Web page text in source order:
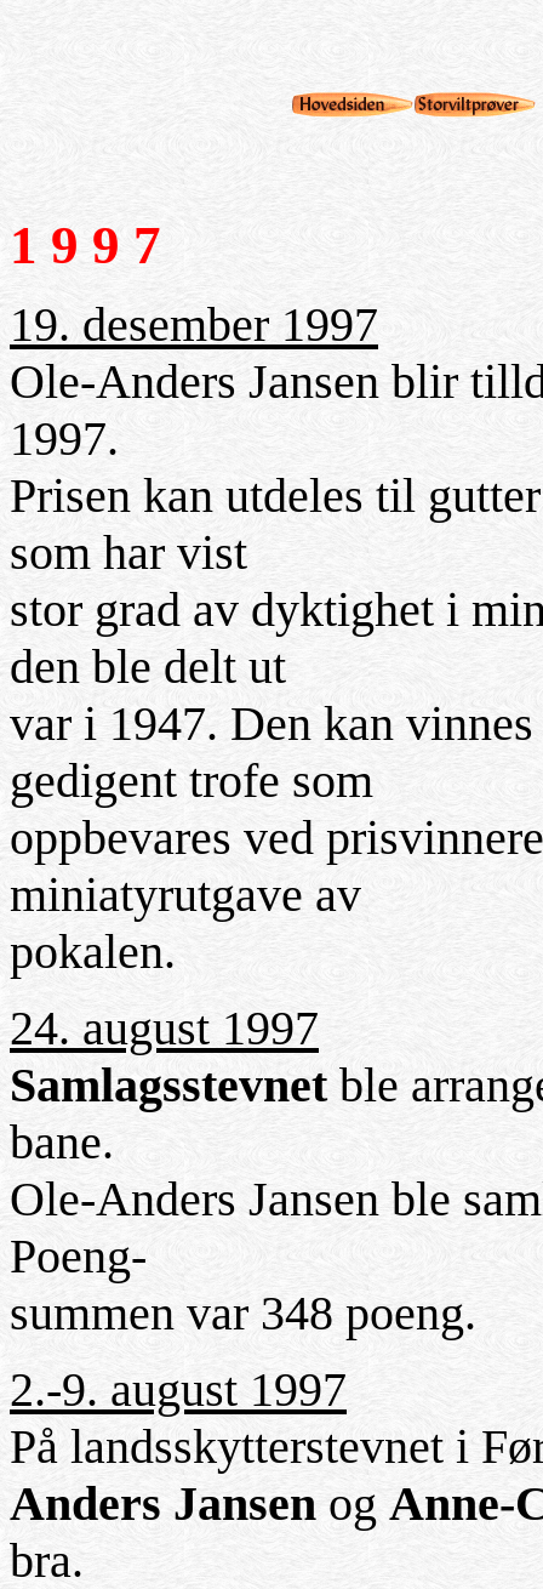
1 9 9 7
19. desember 1997
Ole-Anders Jansen blir
1997.
Prisen kan utdeles til
som har vist
stor grad av dyktighet i
den ble delt ut
var i 1947. Den kan
gedigent trofe som
oppbevares ved
miniatyrutgave av
pokalen.
24. august 1997
Samlagsstevnetble
bane.
Ole-Anders Jansen ble
Poeng-
summen var 348 poeng.
2.-9. august 1997
På landsskytterstevnet i
Anders Jansen og Anne-
bra.